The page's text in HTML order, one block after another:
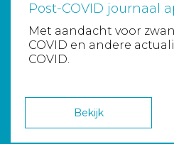
Post-COVID journaal
Met aandacht voor
COVID en andere
COVID.
Bekijk